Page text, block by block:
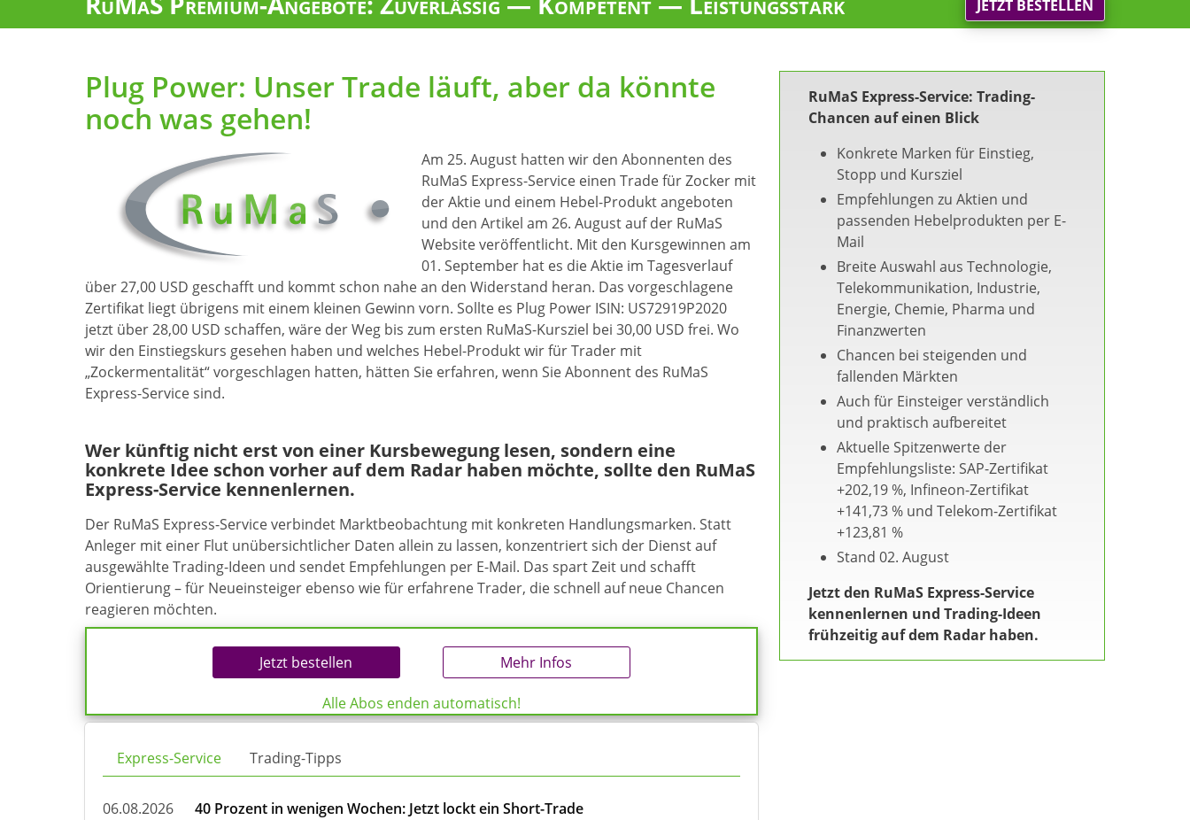
JETZT BESTELLEN
Plug Power: Unser Trade läuft, aber da könnte
noch was gehen!
Am 25. August hatten wir den Abonnenten des
RuMaS Express-Service einen Trade für Zocker mit
der Aktie und einem Hebel-Produkt angeboten
und den Artikel am 26. August auf der RuMaS
Website veröffentlicht. Mit den Kursgewinnen am
01. September hat es die Aktie im Tagesverlauf
über 27,00 USD geschafft und kommt schon nahe an den Widerstand heran. Das vorgeschlagene
Zertifikat liegt übrigens mit einem kleinen Gewinn vorn. Sollte es Plug Power ISIN: US72919P2020
jetzt über 28,00 USD schaffen, wäre der Weg bis zum ersten RuMaS-Kursziel bei 30,00 USD frei. Wo
wir den Einstiegskurs gesehen haben und welches Hebel-Produkt wir für Trader mit
„Zockermentalität“ vorgeschlagen hatten, hätten Sie erfahren, wenn Sie Abonnent des RuMaS
Express-Service sind.
Wer künftig nicht erst von einer Kursbewegung lesen, sondern eine
konkrete Idee schon vorher auf dem Radar haben möchte, sollte den RuMaS
Express-Service kennenlernen.
Der RuMaS Express-Service verbindet Marktbeobachtung mit konkreten Handlungsmarken. Statt
Anleger mit einer Flut unübersichtlicher Daten allein zu lassen, konzentriert sich der Dienst auf
ausgewählte Trading-Ideen und sendet Empfehlungen per E-Mail. Das spart Zeit und schafft
Orientierung – für Neueinsteiger ebenso wie für erfahrene Trader, die schnell auf neue Chancen
reagieren möchten.
Jetzt bestellen Mehr Infos
Alle Abos enden automatisch!
Express-Service Trading-Tipps
06.08.2026
40 Prozent in wenigen Wochen: Jetzt lockt ein Short-Trade
RuMaS Express-Service: Trading-
Chancen auf einen Blick
Konkrete Marken für Einstieg,
Stopp und Kursziel
Empfehlungen zu Aktien und
passenden Hebelprodukten per E-
Mail
Breite Auswahl aus Technologie,
Telekommunikation, Industrie,
Energie, Chemie, Pharma und
Finanzwerten
Chancen bei steigenden und
fallenden Märkten
Auch für Einsteiger verständlich
und praktisch aufbereitet
Aktuelle Spitzenwerte der
Empfehlungsliste: SAP-Zertifikat
+202,19 %, Infineon-Zertifikat
+141,73 % und Telekom-Zertifikat
+123,81 %
Stand 02. August
Jetzt den RuMaS Express-Service
kennenlernen und Trading-Ideen
frühzeitig auf dem Radar haben.